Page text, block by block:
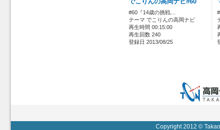
でこりんの高岡ナビ#60
#60『14歳の挑戦…
テーマ でこりんの高岡ナビ
再生時間 00:15:00
再生回数 240
登録日 2013/08/25
Copyright 2012 ©